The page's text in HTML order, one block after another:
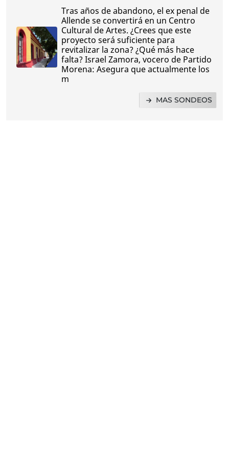
Tras años de abandono, el ex penal de
Allende se convertirá en un Centro
Cultural de Artes. ¿Crees que este
proyecto será suficiente para
revitalizar la zona? ¿Qué más hace
falta? Israel Zamora, vocero de Partido
Morena: Asegura que actualmente los
m
MAS SONDEOS